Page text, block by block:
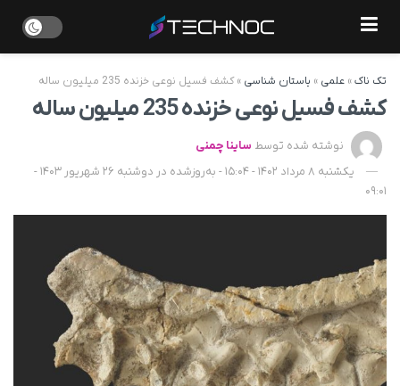
تک ناک» علمی » باستان شناسی »کشف فسیل نوعی خزنده 235 میلیون ساله
کشف فسیل نوعی خزنده 235 میلیون ساله
نوشته شده توسط ساینا چمنی
یکشنبه 8 مرداد 1402 - 15:04 - به‌روزشده در دوشنبه 26 شهریور 1403 -
09:01